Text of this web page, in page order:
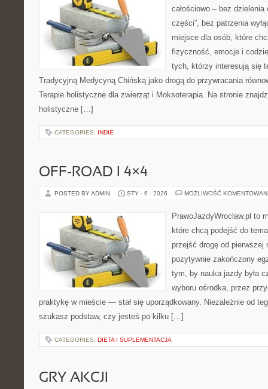
całościowo – bez dzielenia
części”, bez patrzenia
miejsce dla osób, które
fizyczność, emocje i
tych, którzy interesują się
Tradycyjną Medycyną Chińską jako drogą do przywracania
Terapie holistyczne dla zwierząt i Moksoterapia. Na stronie
holistyczne […]
CATEGORIES: INDIE
OFF-ROAD I 4×4
POSTED BY ADMIN STY - 6 - 2026 MOŻLIWOŚĆ
PrawoJazdyWroclaw.pl to
które chcą podejść do
przejść drogę od pierwszej
pozytywnie zakończony
tym, by nauka jazdy była
wyboru ośrodka, przez
praktykę w mieście — stał się uporządkowany. Niezależnie od
szukasz podstaw, czy jesteś po kilku […]
CATEGORIES: DIETA I SUPLEMENTACJA
GRY AKCJI